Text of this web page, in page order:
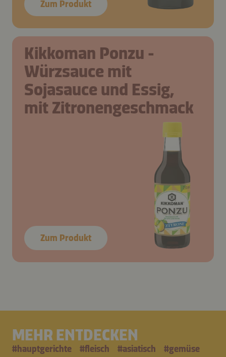
Zum Produkt
Kikkoman Ponzu -
Würzsauce mit
Sojasauce und Essig,
mit Zitronengeschmack
Zum Produkt
MEHR ENTDECKEN
#hauptgerichte #fleisch #asiatisch #gemüse